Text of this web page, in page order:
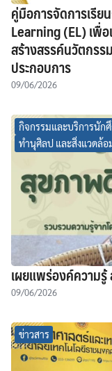
คู่มือการจัดการเรี
Learning (EL) เพื่
สร้างสรรค์นวัตกร
ประกอบการ
09/06/2026
กิจกรรมและบริการนัก
ทำนุศิลป และสิ่งแวดล้อ
เผยแพร่องค์ความ
09/06/2026
ข่าวสาร